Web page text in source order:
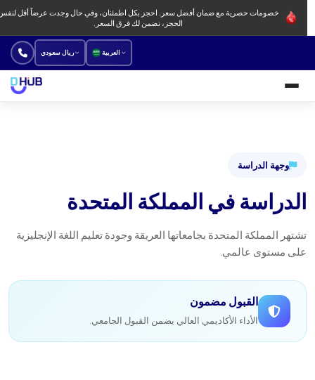
خصومات حصرية مع ضمان أفضل سعر. احجز بكل اطمئنان، وفي حال وجدت عرضاً أقل لنفس
الحجز، نضمن لك فرق السعر.
ريال سعودي العربية
طريقة الحجز
وجهة الدراسة
الدراسة في المملكة المتحدة
تشتهر المملكة المتحدة بجامعاتها العريقة وجودة تعليم اللغة الإنجليزية
على مستوى عالمي.
القبول مضمون
الأداء الأكاديمي العالي يضمن القبول الجامعي.